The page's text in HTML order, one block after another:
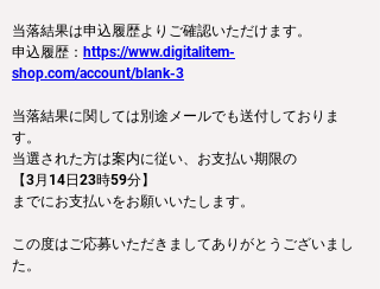
当落結果は申込履歴よりご確認いただけます。
申込履歴： https://www.digitalitem-
shop.com/account/blank-3
当落結果に関しては別途メールでも送付しておりま
す。
当選された方は案内に従い、お支払い期限の
【3月14日23時59分】
までにお支払いをお願いいたします。
この度はご応募いただきましてありがとうございまし
た。